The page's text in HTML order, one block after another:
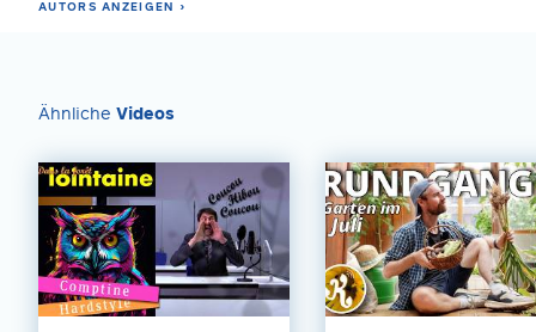
AUTORS ANZEIGEN ›
Ähnliche Videos